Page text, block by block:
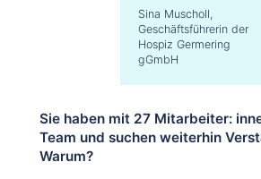
Sina Muscholl,
Geschäftsführerin der
Hospiz Germering
gGmbH
Sie haben mit 27 Mitarbeiter:
Team und suchen weiterhin
Warum?